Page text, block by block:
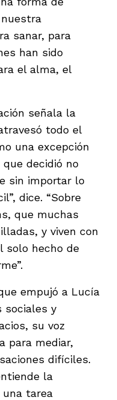
sanar, para
han sido
el alma, el
señala la
todo el
una excepción
decidió no
sin importar lo
dice. “Sobre
que muchas
y viven con
solo hecho de
empujó a Lucía
sociales y
su voz
para mediar,
difíciles.
la
tarea